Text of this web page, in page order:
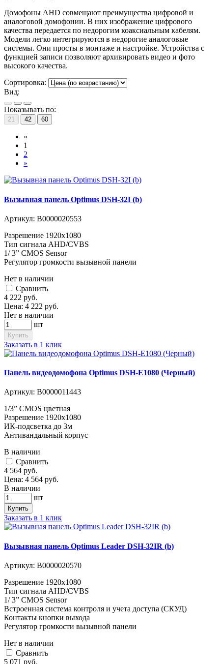
Домофоны AHD совмещают преимущества цифровой и
аналоговой домофонии. В них изображение цифрового
качества передается по недорогим коаксиальным кабелям.
Модели легко интегрируются в недорогие аналоговые
системы. Они просты в монтаже и настройке. Устройства с
функцией записи позволяют архивировать видео и фото
высокого качества.
Сортировка:
Вид:
Показывать по:
21 42 60
«
1
2
»
Вызывная панель Optimus DSH-32I (b)
Артикул: В0000020553
Разрешение 1920х1080
Тип сигнала AHD/CVBS
1/ 3” CMOS Sensor
Регулятор громкости вызывной панели
Нет в наличии
Cравнить
4 222 руб.
Цена: 4 222 руб.
Нет в наличии
шт
Купить
Заказать в 1 клик
Панель видеодомофона Optimus DSH-E1080 (Черный)
Артикул: В0000011443
1/3” CMOS цветная
Разрешение 1920х1080
ИК-подсветка до 3м
Антивандальный корпус
В наличии
Cравнить
4 564 руб.
Цена: 4 564 руб.
В наличии
шт
Купить
Заказать в 1 клик
Вызывная панель Optimus Leader DSH-32IR (b)
Артикул: В0000020570
Разрешение 1920х1080
Тип сигнала AHD/CVBS
1/ 3” CMOS Sensor
Встроенная система контроля и учета доступа (СКУД)
Контакты кнопки выхода
Регулятор громкости вызывной панели
Нет в наличии
Cравнить
5 071 руб.